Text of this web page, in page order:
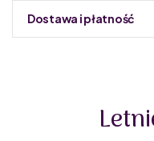
Dlaczego warto
Dostawa i płatność